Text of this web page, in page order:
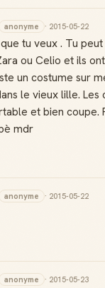
anonyme · 2015-05-22
tu veux . Tu
ou Celio et ils
un costume sur
le vieux lille. Les
et bien coupe.
mdr
anonyme · 2015-05-22
anonyme · 2015-05-23